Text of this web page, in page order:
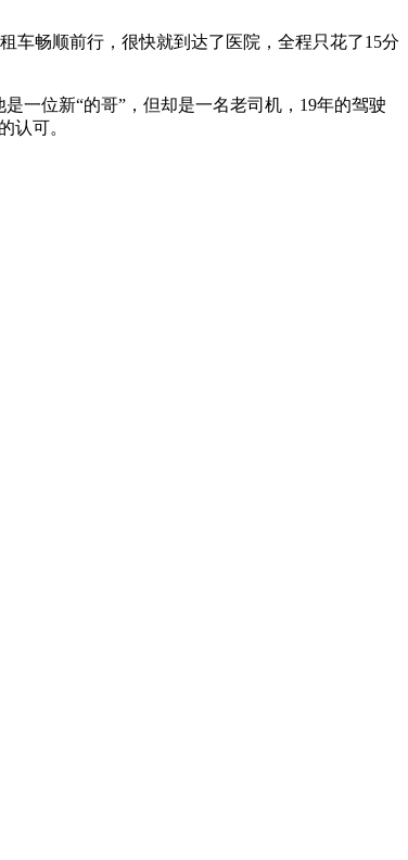
车畅顺前行，很快就到达了医院，全程只花了15分
一位新“的哥”，但却是一名老司机，19年的驾驶
认可。